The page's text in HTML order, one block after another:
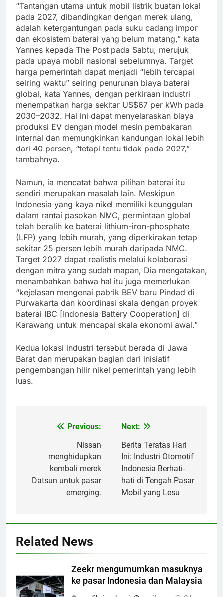
“Tantangan utama untuk mobil listrik buatan lokal
pada 2027, dibandingkan dengan merek ulang,
adalah ketergantungan pada suku cadang impor
dan ekosistem baterai yang belum matang,” kata
Yannes kepada The Post pada Sabtu, merujuk
pada upaya mobil nasional sebelumnya. Target
harga pemerintah dapat menjadi “lebih tercapai
seiring waktu” seiring penurunan biaya baterai
global, kata Yannes, dengan perkiraan industri
menempatkan harga sekitar US$67 per kWh pada
2030–2032. Hal ini dapat menyelaraskan biaya
produksi EV dengan model mesin pembakaran
internal dan memungkinkan kandungan lokal lebih
dari 40 persen, “tetapi tentu tidak pada 2027,”
tambahnya.
Namun, ia mencatat bahwa pilihan baterai itu
sendiri merupakan masalah lain. Meskipun
Indonesia yang kaya nikel memiliki keunggulan
dalam rantai pasokan NMC, permintaan global
telah beralih ke baterai lithium-iron-phosphate
(LFP) yang lebih murah, yang diperkirakan tetap
sekitar 25 persen lebih murah daripada NMC.
Target 2027 dapat realistis melalui kolaborasi
dengan mitra yang sudah mapan, Dia mengatakan,
menambahkan bahwa hal itu juga memerlukan
“kejelasan mengenai pabrik BEV baru Pindad di
Purwakarta dan koordinasi skala dengan proyek
baterai IBC [Indonesia Battery Cooperation] di
Karawang untuk mencapai skala ekonomi awal.”
Kedua lokasi industri tersebut berada di Jawa
Barat dan merupakan bagian dari inisiatif
pengembangan hilir nikel pemerintah yang lebih
luas.
navigation
Previous:
Nissan
menghidupkan
kembali merek
Datsun untuk pasar
emerging.
Next:
Berita Teratas Hari
Ini: Industri Otomotif
Indonesia Berhati-
hati di Tengah Pasar
Mobil yang Lesu
Related News
Zeekr mengumumkan masuknya
ke pasar Indonesia dan Malaysia